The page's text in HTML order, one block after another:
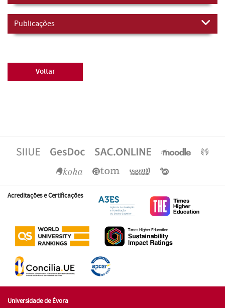
Publicações
Voltar
Acreditações e Certificações
Universidade de Évora